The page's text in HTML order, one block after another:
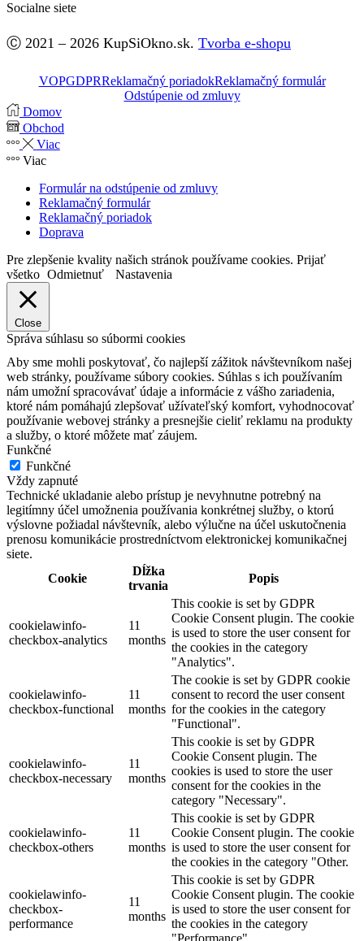
Socialne siete
Facebook
Ⓒ 2021 – 2026 KupSiOkno.sk. Tvorba e-shopu
VOPGDPRReklamačný poriadokReklamačný formulár
Odstúpenie od zmluvy
Domov
Obchod
Viac
Viac
Formulár na odstúpenie od zmluvy
Reklamačný formulár
Reklamačný poriadok
Doprava
Pre zlepšenie kvality našich stránok používame cookies. Prijať
všetko Odmietnuť Nastavenia
Close
Správa súhlasu so súbormi cookies
Aby sme mohli poskytovať, čo najlepší zážitok návštevníkom našej
web stránky, používame súbory cookies. Súhlas s ich používaním
nám umožní spracovávať údaje a informácie z vášho zariadenia,
ktoré nám pomáhajú zlepšovať užívateľský komfort, vyhodnocovať
používanie webovej stránky a presnejšie cieliť reklamu na produkty
a služby, o ktoré môžete mať záujem.
Funkčné
Funkčné
Vždy zapnuté
Technické ukladanie alebo prístup je nevyhnutne potrebný na
legitímny účel umožnenia používania konkrétnej služby, o ktorú
výslovne požiadal návštevník, alebo výlučne na účel uskutočnenia
prenosu komunikácie prostredníctvom elektronickej komunikačnej
siete.
Cookie
Dĺžka
trvania
Popis
cookielawinfo-
checkbox-analytics
11
months
This cookie is set by GDPR
Cookie Consent plugin. The cookie
is used to store the user consent for
the cookies in the category
"Analytics".
cookielawinfo-
checkbox-functional
11
months
The cookie is set by GDPR cookie
consent to record the user consent
for the cookies in the category
"Functional".
cookielawinfo-
checkbox-necessary
11
months
This cookie is set by GDPR
Cookie Consent plugin. The
cookies is used to store the user
consent for the cookies in the
category "Necessary".
cookielawinfo-
checkbox-others
11
months
This cookie is set by GDPR
Cookie Consent plugin. The cookie
is used to store the user consent for
the cookies in the category "Other.
cookielawinfo-
checkbox-
performance
11
months
This cookie is set by GDPR
Cookie Consent plugin. The cookie
is used to store the user consent for
the cookies in the category